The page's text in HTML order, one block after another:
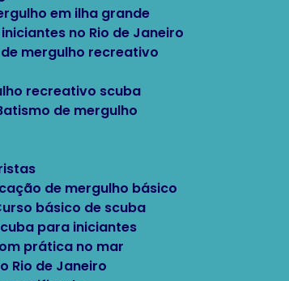
em ilha grande
no Rio de Janeiro
de mergulho recreativo
recreativo scuba
Batismo de mergulho
de mergulho básico
Curso básico de scuba
para iniciantes
prática no mar
Rio de Janeiro